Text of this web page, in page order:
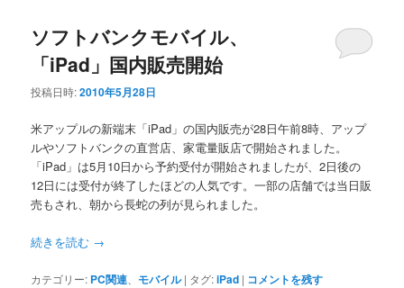
ソフトバンクモバイル、
「iPad」国内販売開始
投稿日時:2010年5月28日
米アップルの新端末「iPad」の国内販売が28日午前8時、アップ
ルやソフトバンクの直営店、家電量販店で開始されました。
「iPad」は5月10日から予約受付が開始されましたが、2日後の
12日には受付が終了したほどの人気です。一部の店舗では当日販
売もされ、朝から長蛇の列が見られました。
続きを読む →
カテゴリー: PC関連 モバイル | タグ:iPad | コメントを残す